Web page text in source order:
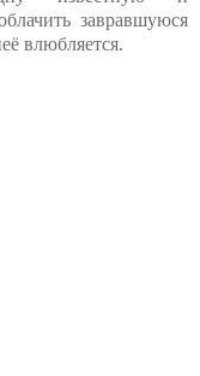
завравшуюся
влюбляется.